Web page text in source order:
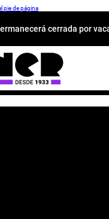
pie de página
cerrada por